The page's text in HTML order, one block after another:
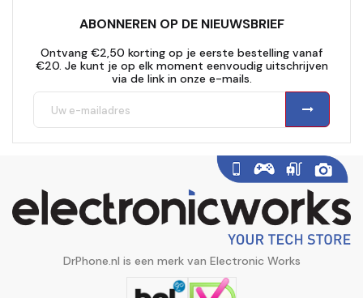
ABONNEREN OP DE NIEUWSBRIEF
Ontvang €2,50 korting op je eerste bestelling vanaf
€20. Je kunt je op elk moment eenvoudig uitschrijven
via de link in onze e-mails.
DrPhone.nl is een merk van Electronic Works